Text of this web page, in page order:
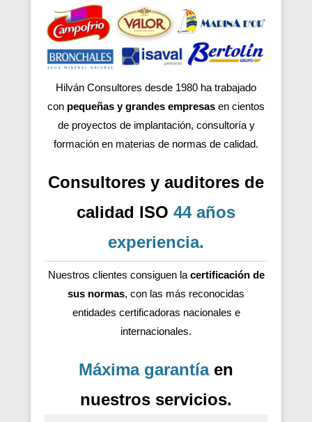
Hilván Consultores desde 1980 ha trabajado
con pequeñas y grandes empresas en cientos
de proyectos de implantación, consultoría y
formación en materias de normas de calidad.
Consultores y auditores de
calidad ISO 44 años
experiencia.
Nuestros clientes consiguen la certificación de
sus normas, con las más reconocidas
entidades certificadoras nacionales e
internacionales.
Máxima garantíaen
nuestros servicios.